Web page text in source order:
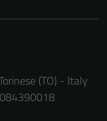
(TO) - Italy
cookie